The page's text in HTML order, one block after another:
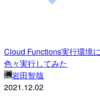
Cloud Functions実行環境
色々実行してみた
岩田智哉
2021.12.02